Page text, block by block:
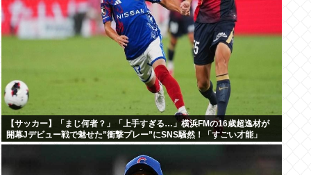
【サッカー】「まじ何者？」「上手すぎる…」横浜FMの16歳超逸材が
開幕Jデビュー戦で魅せた”衝撃プレー”にSNS騒然！「すごい才能」